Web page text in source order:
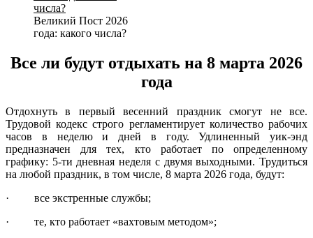
Великий Пост 2026
года: какого числа?
Все ли будут отдыхать на 8 марта 2026
года
Отдохнуть в первый весенний праздник смогут не все.
Трудовой кодекс строго регламентирует количество рабочих
часов в неделю и дней в году. Удлиненный уик-энд
предназначен для тех, кто работает по определенному
графику: 5-ти дневная неделя с двумя выходными. Трудиться
на любой праздник, в том числе, 8 марта 2026 года, будут:
· все экстренные службы;
· те, кто работает «вахтовым методом»;